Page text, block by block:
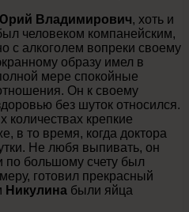
Владимирович, хоть и
человеком компанейским,
с алкоголем вопреки своему
образу имел в
мере спокойные
Он к своему
без шуток относился.
количествах крепкие
в то время, когда доктора
Не любя выпивать, он
по большому счету был
готовил прекрасный
Никулина были яйца